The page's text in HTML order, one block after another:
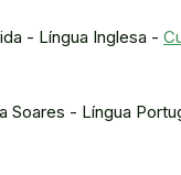
- Língua Inglesa -
Soares - Língua